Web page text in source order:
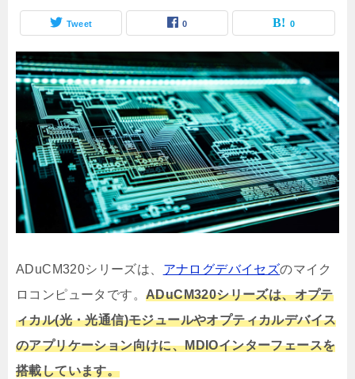
Tweet 0 0
ADuCM320シリーズは、 アナログデバイセズのマイク
ロコンピュータです。 ADuCM320シリーズは、オプテ
ィカル(光・光通信)モジュールやオプティカルデバイス
のアプリケーション向けに、MDIOインターフェースを
搭載しています。